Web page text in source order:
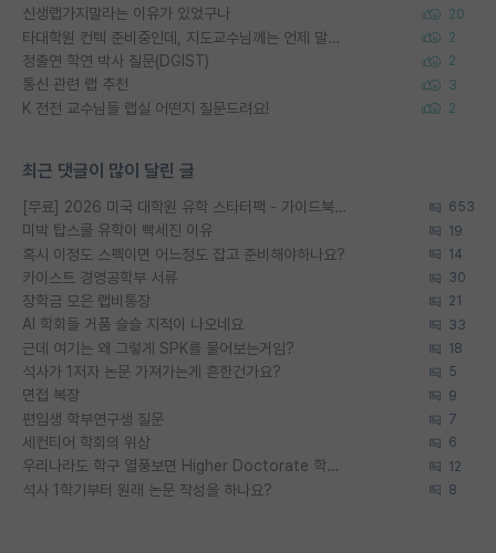
신생랩가지말라는 이유가 있었구나 20
타대학원 컨텍 준비중인데, 지도교수님께는 언제 말씀드려야 할까요? 2
정출연 학연 박사 질문(DGIST) 2
통신 관련 랩 추천 3
K 전전 교수님들 랩실 어떤지 질문드려요! 2
최근 댓글이 많이 달린 글
[무료] 2026 미국 대학원 유학 스타터팩 - 가이드북 & 합격자 컨택메일 템플릿 653
미박 탑스쿨 유학이 빡세진 이유 19
혹시 이정도 스펙이면 어느정도 잡고 준비해야하나요? 14
카이스트 경영공학부 서류 30
장학금 모은 랩비통장 21
AI 학회들 거품 슬슬 지적이 나오네요 33
근데 여기는 왜 그렇게 SPK를 물어보는거임? 18
석사가 1저자 논문 가져가는게 흔한건가요? 5
면접 복장 9
편입생 학부연구생 질문 7
세컨티어 학회의 위상 6
우리나라도 학구 열풍보면 Higher Doctorate 학위가 필요하다고 봅니다. 12
석사 1학기부터 원래 논문 작성을 하나요? 8